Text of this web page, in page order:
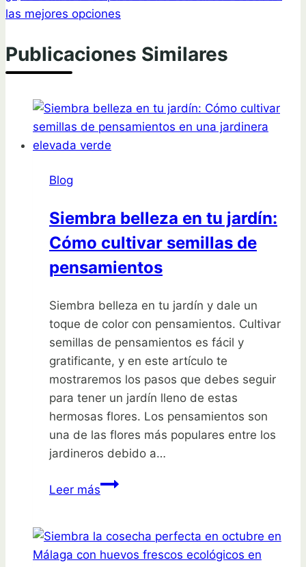
las mejores opciones
Publicaciones Similares
Blog
Siembra belleza en tu jardín:
Cómo cultivar semillas de
pensamientos
Siembra belleza en tu jardín y dale un
toque de color con pensamientos. Cultivar
semillas de pensamientos es fácil y
gratificante, y en este artículo te
mostraremos los pasos que debes seguir
para tener un jardín lleno de estas
hermosas flores. Los pensamientos son
una de las flores más populares entre los
jardineros debido a…
Leer másSiembra
tu
jardín: